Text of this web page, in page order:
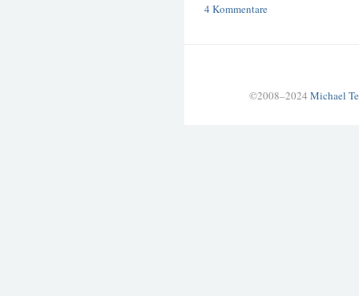
4 Kommentare
©2008–2024 Michael